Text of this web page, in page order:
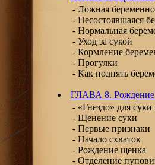
- Ложная
- Несостоявшаяся
- Нормальная
- Уход за сукой
- Кормление
- Прогулки
- Как поднять
ГЛАВА 8. Рождение
- «Гнездо» для
- Щенение суки
- Первые признаки
- Начало схваток
- Рождение щенка
- Отделение